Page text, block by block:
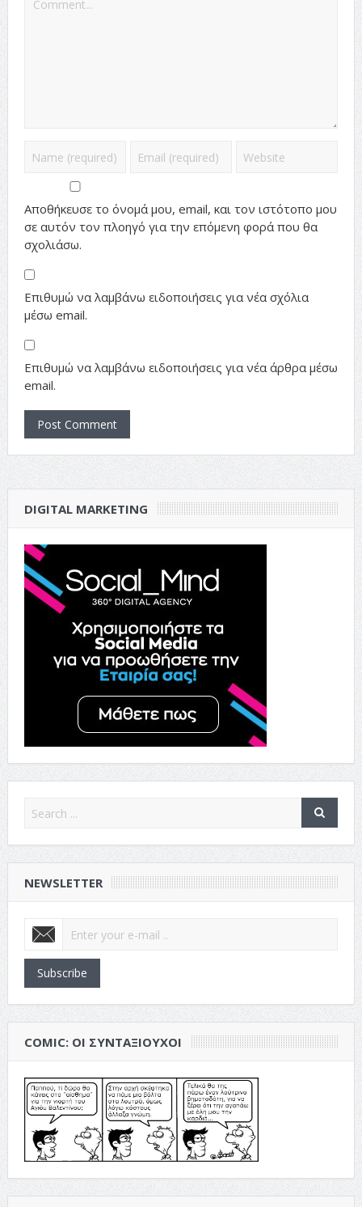
Αποθήκευσε το όνομά μου, email, και τον ιστότοπο μου
σε αυτόν τον πλοηγό για την επόμενη φορά που θα
σχολιάσω.
Επιθυμώ να λαμβάνω ειδοποιήσεις για νέα σχόλια
μέσω email.
Επιθυμώ να λαμβάνω ειδοποιήσεις για νέα άρθρα μέσω
email.
DIGITAL MARKETING
NEWSLETTER
Subscribe
COMIC: ΟΙ ΣΥΝΤΑΞΙΟΎΧΟΙ